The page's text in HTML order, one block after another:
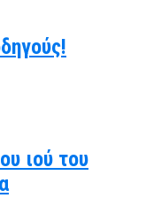
ιού του